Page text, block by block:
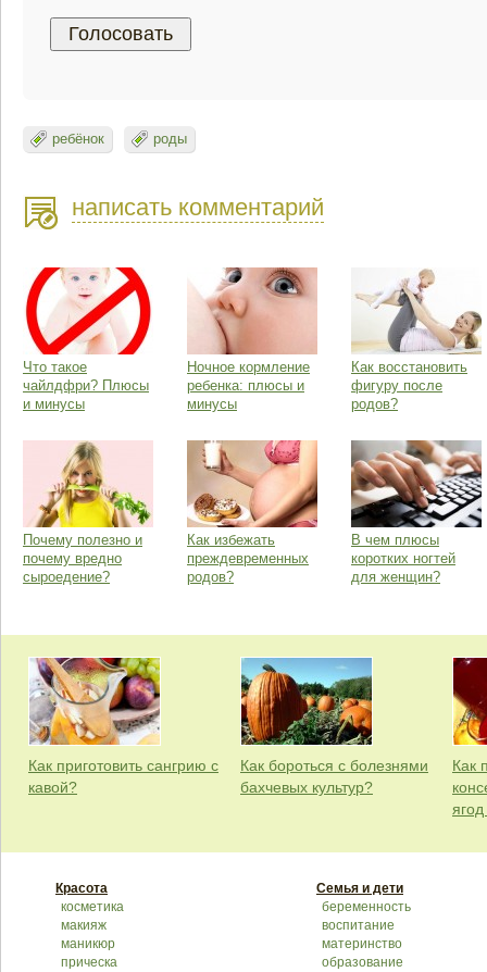
ребёнок роды
написать комментарий
Что такое
чайлдфри? Плюсы
и минусы
Ночное кормление
ребенка: плюсы и
минусы
Как восстановить
фигуру после
родов?
Почему полезно и
почему вредно
сыроедение?
Как избежать
преждевременных
родов?
В чем плюсы
коротких ногтей
для женщин?
Как приготовить сангрию с
кавой?
Как бороться с болезнями
бахчевых культур?
Как
Красота
косметика
макияж
маникюр
прическа
Семья и дети
беременность
воспитание
материнство
образование